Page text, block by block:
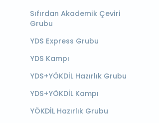
Sıfırdan Akademik Çeviri
Grubu
YDS Express Grubu
YDS Kampı
YDS+YÖKDİL Hazırlık Grubu
YDS+YÖKDİL Kampı
YÖKDİL Hazırlık Grubu